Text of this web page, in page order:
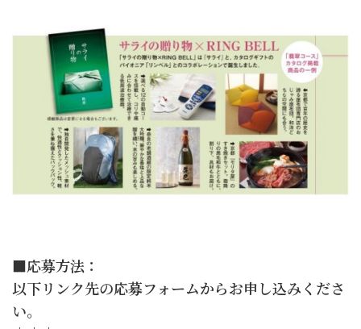
■応募方法：
以下リンク先の応募フォームからお申し込みくださ
い。